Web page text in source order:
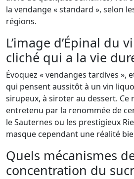
la vendange « standard », selon
régions.
L’image d’Épinal du
cliché qui a la vie
Évoquez « vendanges tardives »,
qui pensent aussitôt à un vin
sirupeux, à siroter au dessert. Ce
entretenu par la renommée de
le Sauternes ou les prestigieux
masque cependant une réalité
Quels mécanismes
concentration du